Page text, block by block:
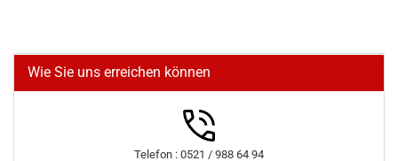
Wie Sie uns erreichen können
Telefon : 0521 / 988 64 94